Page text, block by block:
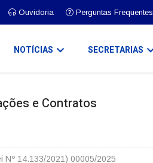
Ouvidoria Perguntas Frequentes
NOTÍCIAS SECRETARIAS
e Contratos
Nº 14.133/2021) 00005/2025